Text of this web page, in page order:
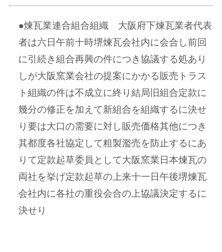
●煉瓦業連合組合組織 大阪府下煉瓦業者代表
者は六日午前十時堺煉瓦会社内に会合し前回
に引続き組合再興の件につき協議する処あり
しが大阪窯業会社の提案にかかる販売トラス
ト組織の件は不成立に終り結局旧組合定款に
幾分の修正を加えて新組合を組織するに決せ
り要は大口の需要に対し販売価格其他につき
其都度各社協定して粗製濫売を防止するにあ
りて定款起草委員として大阪窯業日本煉瓦の
両社を挙げ定款起草の上来十一日午後堺煉瓦
会社内に各社の重役会合の上協議決定するに
決せり